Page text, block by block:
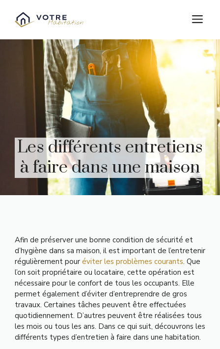
contenu
Les différents entretiens
à faire dans une maison
Afin de préserver une bonne condition de sécurité et
d’hygiène dans sa maison, il est important de l’entretenir
régulièrement pour éviter les problèmes courants. Que
l’on soit propriétaire ou locataire, cette opération est
nécessaire pour le confort de tous les occupants. Elle
permet également d’éviter d’entreprendre de gros
travaux. Certaines tâches peuvent être effectuées
quotidiennement. D’autres peuvent être réalisées tous
les mois ou tous les ans. Dans ce qui suit, découvrons les
différents types d’entretien à faire dans une habitation.